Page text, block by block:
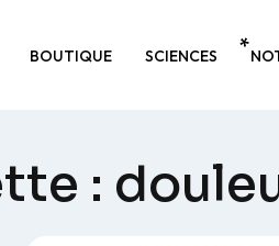
BOUTIQUE SCIENCES
: